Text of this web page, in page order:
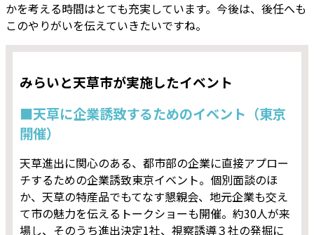
かを考える時間はとても充実しています。今後は、後任へも
このやりがいを伝えていきたいですね。
みらいと天草市が実施したイベント
■天草に企業誘致するためのイベント（東京
開催）
天草進出に関心のある、都市部の企業に直接アプロー
チするための企業誘致東京イベント。個別面談のほ
か、天草の特産品でもてなす懇親会、地元企業も交え
て市の魅力を伝えるトークショーも開催。約30人が来
場し、そのうち進出決定1社、視察誘導３社の発掘に